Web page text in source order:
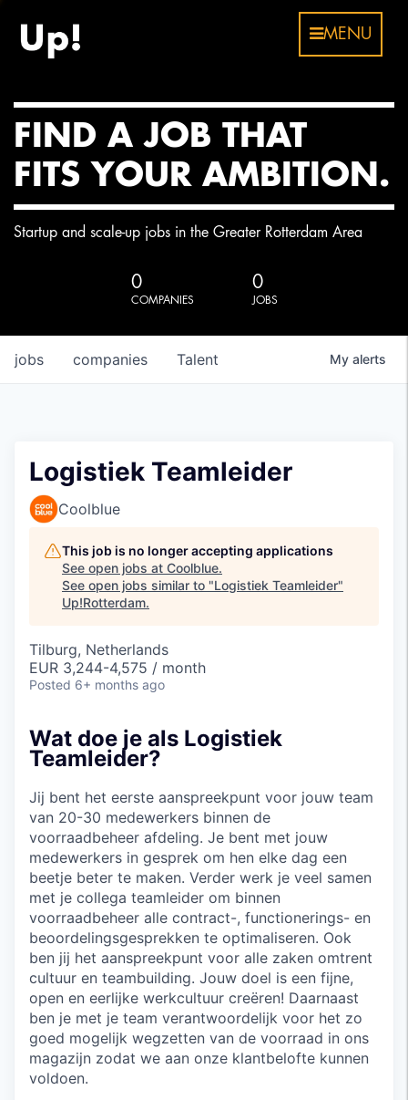
MENU
FIND A JOB THAT
FITS YOUR AMBITION.
Startup and scale-up jobs in the Greater Rotterdam Area
0
COMPANIES
0
JOBS
jobs companies Talent My alerts
Logistiek Teamleider
Coolblue
This job is no longer accepting applications
See open jobs at Coolblue.
See open jobs similar to "Logistiek Teamleider"
Up!Rotterdam.
Tilburg, Netherlands
EUR 3,244-4,575 / month
Posted 6+ months ago
Wat doe je als Logistiek
Teamleider?
Jij bent het eerste aanspreekpunt voor jouw team
van 20-30 medewerkers binnen de
voorraadbeheer afdeling. Je bent met jouw
medewerkers in gesprek om hen elke dag een
beetje beter te maken. Verder werk je veel samen
met je collega teamleider om binnen
voorraadbeheer alle contract-, functionerings- en
beoordelingsgesprekken te optimaliseren. Ook
ben jij het aanspreekpunt voor alle zaken omtrent
cultuur en teambuilding. Jouw doel is een fijne,
open en eerlijke werkcultuur creëren! Daarnaast
ben je met je team verantwoordelijk voor het zo
goed mogelijk wegzetten van de voorraad in ons
magazijn zodat we aan onze klantbelofte kunnen
voldoen.